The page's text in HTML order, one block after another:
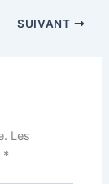
SUIVANT
Les
*